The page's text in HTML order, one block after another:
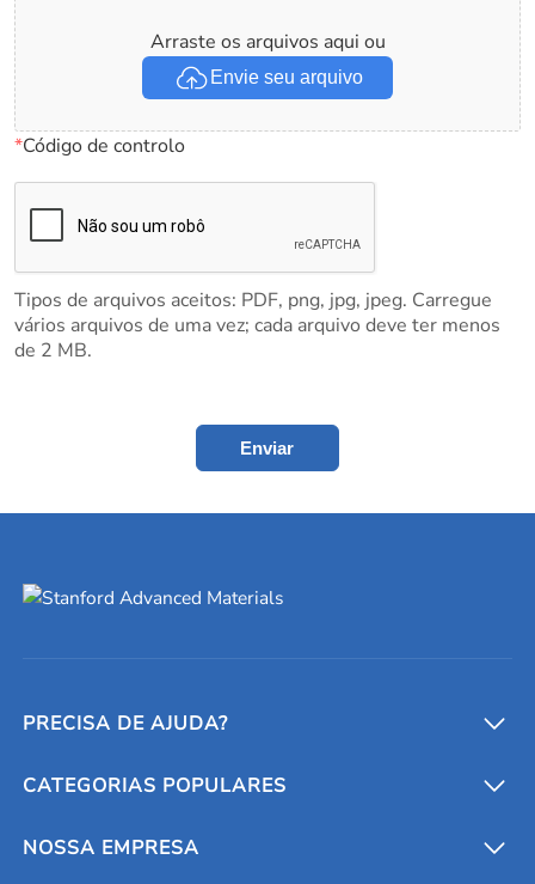
Arraste os arquivos aqui ou
Envie seu arquivo
*Código de controlo
Tipos de arquivos aceitos: PDF, png, jpg, jpeg. Carregue
vários arquivos de uma vez; cada arquivo deve ter menos
de 2 MB.
Enviar
PRECISA DE AJUDA?
Conversores e calculadoras
Entre em contato conosco
CATEGORIAS POPULARES
Metais refratários
NOSSA EMPRESA